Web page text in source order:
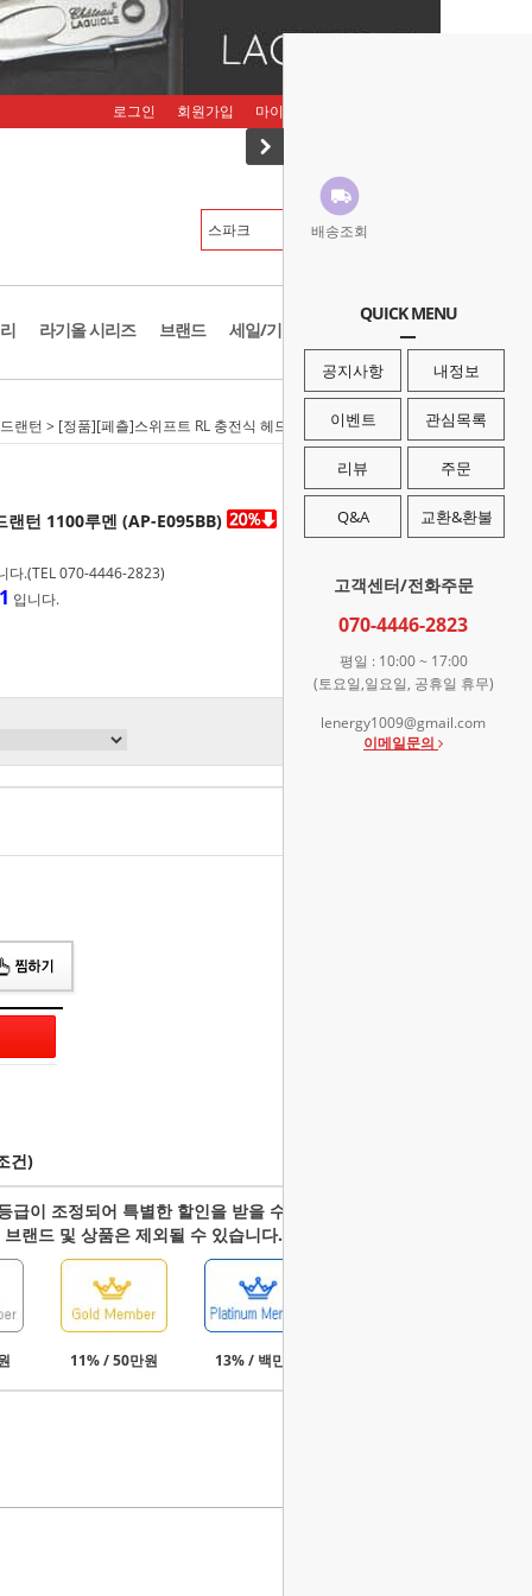
배송조회
QUICK MENU
공지사항 내정보
이벤트 관심목록
리뷰 주문
Q&A 교환&환불
고객센터/전화주문
070-4446-2823
평일 : 10:00 ~ 17:00
(토요일,일요일, 공휴일 휴무)
lenergy1009@gmail.com
이메일문의
로그인 회원가입 마이페이지
라기올 시리즈 브랜드 세일/기획존
랜턴 > [정품][페츨]스위프트 RL 충전식 헤드랜턴 1100루멘 (AP-E095BB)
턴 1100루멘 (AP-E095BB)
다.(TEL 070-4446-2823)
입니다.
건)
급이 조정되어 특별한 할인을 받을 수 있습니다.
랜드 및 상품은 제외될 수 있습니다.
11% / 50만원 13% / 백만원